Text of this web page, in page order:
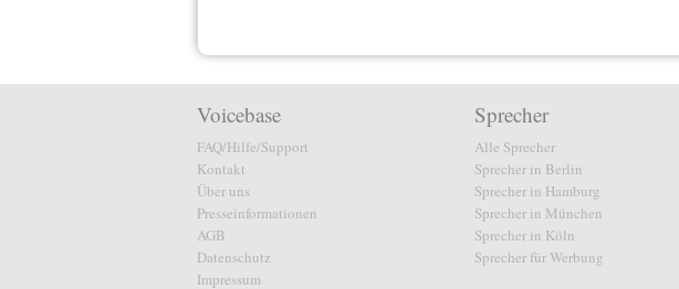
Voicebase
FAQ/Hilfe/Support
Kontakt
Über uns
Presseinformationen
AGB
Datenschutz
Impressum
Sprecher
Alle Sprecher
Sprecher in Berlin
Sprecher in Hamburg
Sprecher in München
Sprecher in Köln
Sprecher für Werbung